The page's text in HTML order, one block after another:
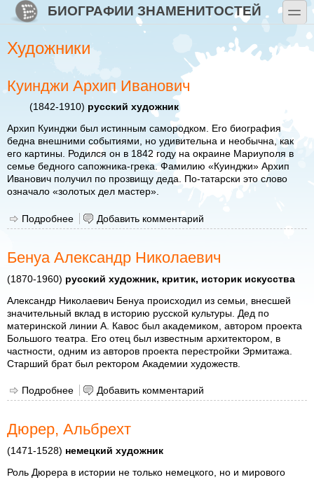
Перейти к основному содержанию
Skip to searchБИОГРАФИИ ЗНАМЕНИТОСТЕЙ toggle
Художники
Куинджи Архип Иванович
(1842-1910) русский художник
Архип Куинджи был истинным самородком. Его биография
бедна внешними событиями, но удивительна и необычна, как
его картины. Родился он в 1842 году на окраине Мариуполя в
семье бедного сапожника-грека. Фамилию «Куинджи» Архип
Иванович получил по прозвищу деда. По-татарски это слово
означало «золотых дел мастер».
Подробнее о Куинджи Архип Иванович
Добавить комментарий
Бенуа Александр Николаевич
(1870-1960) русский художник, критик, историк искусства
Александр Николаевич Бенуа происходил из семьи, внесшей
значительный вклад в историю русской культуры. Дед по
материнской линии А. Кавос был академиком, автором проекта
Большого театра. Его отец был известным архитектором, в
частности, одним из авторов проекта перестройки Эрмитажа.
Старший брат был ректором Академии художеств.
Подробнее о Бенуа Александр Николаевич
Добавить комментарий
Дюрер, Альбрехт
(1471-1528) немецкий художник
Роль Дюрера в истории не только немецкого, но и мирового